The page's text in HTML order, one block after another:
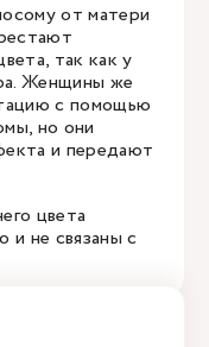
от матери
так как у
Женщины же
с помощью
но они
и передают
цвета
и не связаны с